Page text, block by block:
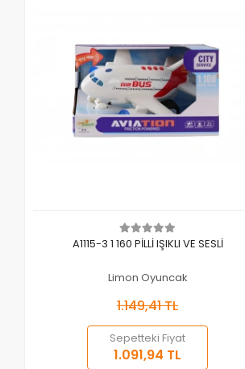
Sepete Ekle
A1115-3 1 160 PİLLİ IŞIKLI VE SESLİ
Limon Oyuncak
1.149,41 TL
Sepetteki Fiyat
1.091,94 TL